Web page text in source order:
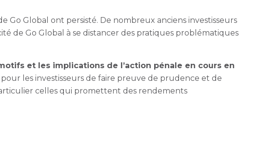
Global ont persisté. De nombreux anciens investisseurs
de Go Global à se distancer des pratiques problématiques
et les implications de l’action pénale en cours en
les investisseurs de faire preuve de prudence et de
celles qui promettent des rendements